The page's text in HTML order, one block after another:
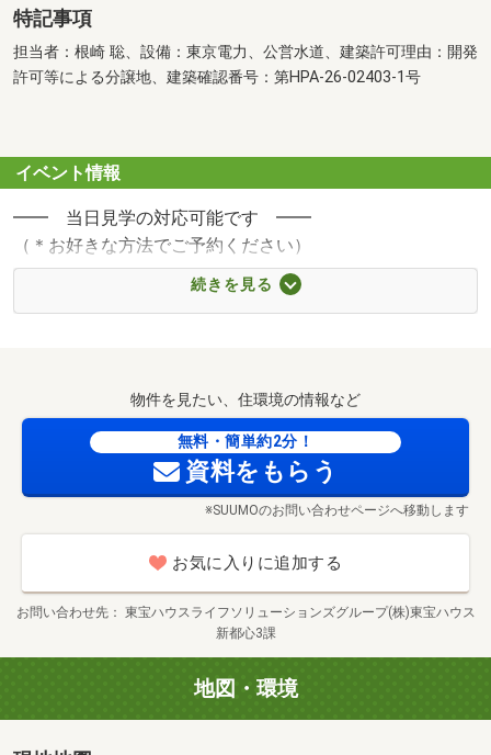
特記事項
担当者：根崎 聡、設備：東京電力、公営水道、建築許可理由：開発
許可等による分譲地、建築確認番号：第HPA-26-02403-1号
イベント情報
━━ 当日見学の対応可能です ━━
（＊お好きな方法でご予約ください）
＊来店 or 待ち合わせ 選択下さい
■事前に見学予約【tel】の方法
＊ご希望日時をご指定下さい
■事前に見学予約【ネット】の方法
続きを見る
物件を見たい、住環境の情報など
無料・簡単約2分！
資料をもらう
※SUUMOのお問い合わせページへ移動します
お気に入りに追加する
お問い合わせ先
東宝ハウスライフソリューションズグループ(株)東宝ハウス
新都心3課
地図・環境